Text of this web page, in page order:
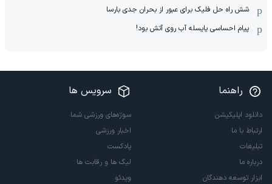
شش راه حل فلیک برای عبور از بحران جدی بارسا
پیام احساسی یایسله آب روی آتش بود!
راهنما
دانلود اپلیکیشن
ارتباط با ما
تبلیغات
درباره ما
ابزار توسعه دهندگان
سرویس ها
سوژه‌های ورزشی شما
اخبار ورزشی
پادکست
لیگ ها و رقابت ها
ویدئو